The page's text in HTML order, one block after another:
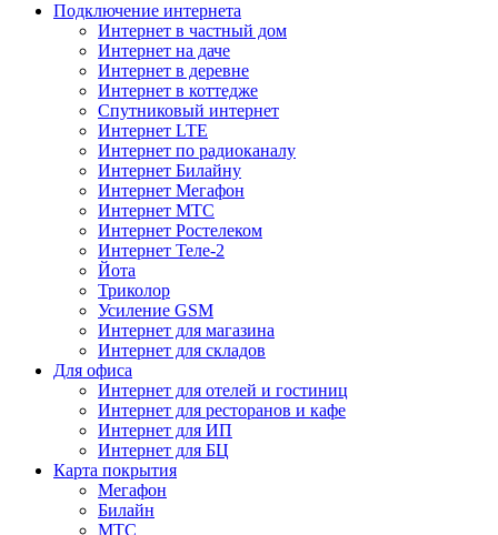
Подключение интернета
Интернет в частный дом
Интернет на даче
Интернет в деревне
Интернет в коттедже
Спутниковый интернет
Интернет LTE
Интернет по радиоканалу
Интернет Билайну
Интернет Мегафон
Интернет МТС
Интернет Ростелеком
Интернет Теле-2
Йота
Триколор
Усиление GSM
Интернет для магазина
Интернет для складов
Для офиса
Интернет для отелей и гостиниц
Интернет для ресторанов и кафе
Интернет для ИП
Интернет для БЦ
Карта покрытия
Мегафон
Билайн
МТС